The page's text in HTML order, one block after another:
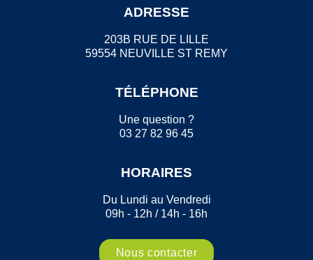
ADRESSE
203B RUE DE LILLE
59554 NEUVILLE ST REMY
TÉLÉPHONE
Une question ?
03 27 82 96 45
HORAIRES
Du Lundi au Vendredi
09h - 12h / 14h - 16h
Nous contacter